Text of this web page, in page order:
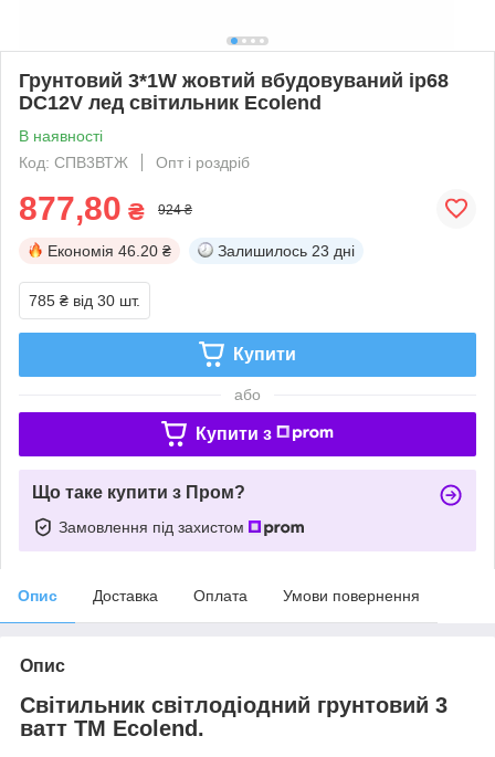
Грунтовий 3*1W жовтий вбудовуваний ip68
DC12V лед світильник Ecolend
В наявності
Код: СПВ3ВТЖ
Опт і роздріб
877,80 ₴ 924 ₴
Економія 46.20 ₴ Залишилось 23 дні
785 ₴ від 30 шт.
Купити
або
Купити з
Що таке купити з Пром?
Замовлення під захистом
Опис Доставка Оплата Умови повернення
Опис
Світильник світлодіодний грунтовий 3
ватт ТМ Ecolend.